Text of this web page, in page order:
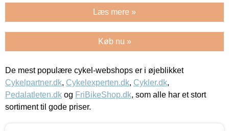
Læs mere »
Køb nu »
De mest populære cykel-webshops er i øjeblikket
Cykelpartner.dk, Cykelexperten.dk, Cykler.dk,
Pedalatleten.dk og FriBikeShop.dk, som alle har et stort
sortiment til gode priser.